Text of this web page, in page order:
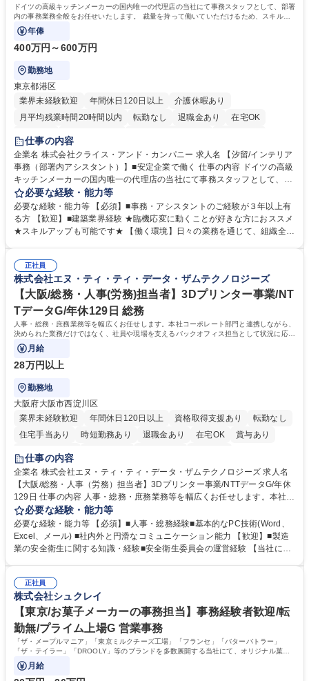
ドイツの高級キッチンメーカーの国内唯一の代理店の当社にて事務スタッフとして、部署
内の事務業務全般をお任せいたします。 裁量を持って働いていただけるため、スキルア
ップも可能です。
年俸
400万円～600万円
勤務地
東京都港区
業界未経験歓迎
年間休日120日以上
介護休暇あり
月平均残業時間20時間以内
転勤なし 退職金あり
在宅OK
育休あり
完全週休2日制
駅近5分以内
土日祝休み
仕事の内容
企業名 株式会社クライス・アンド・カンパニー 求人名 【汐留/インテリア
事務（部署内アシスタント）】■安定企業で働く 仕事の内容 ドイツの高級
キッチンメーカーの国内唯一の代理店の当社にて事務スタッフとして、部
署内の事務業務全般をお任せいたします。 裁量を持って働いていただける
ため、スキルアップも可能です。 【部署内の事務業務全般】 ■サンプルの
仕分け・整理 ■電話応対 ■書類作成（会議資料、お客様宛請求書、支払書
類を取りまとめて経理へ提出等） ■ショールームアテンド・運営・予約業
インテリア事務（部署内アシスタント）】■安定企業で働く
必要な経験・能力等
必要な経験・能力等 【必須】■事務・アシスタントのご経験が３年以上有
る方 【歓迎】■建築業界経験 ★臨機応変に動くことが好きな方におススメ
★スキルアップも可能です★ 【働く環境】日々の業務を通じて、組織全体
ームとの協力や新しいアイデアを活かす場もあり、やりがいを感じながら
働けます。 【歓迎】 ■インテリアの業界のご経験が有る方■PCの作業に慣
れている方 学歴・資格 学歴：大学院 大学 高専 短大 専修学校 語学力： 資
格：
正社員
株式会社エヌ・ティ・ティ・データ・ザムテクノロジーズ
【大阪/総務・人事(労務)担当者】3Dプリンター事業/NT
TデータG/年休129日 総務
人事・総務・庶務業務等を幅広くお任せします。本社コーポレート部門と連携しながら、
決められた業務だけではなく、社員や現場を支えるバックオフィス担当として状況に応じ
て柔軟に対応いただくことを期待します。
月給
28万円以上
勤務地
大阪府大阪市西淀川区
業界未経験歓迎
年間休日120日以上 資格取得支援あり
転勤なし
住宅手当あり
時短勤務あり 退職金あり 在宅OK
賞与あり
完全週休2日制
仕事の内容
企業名 株式会社エヌ・ティ・ティ・データ・ザムテクノロジーズ 求人名
【大阪/総務・人事（労務）担当者】3Dプリンター事業/NTTデータG/年休
129日 仕事の内容 人事・総務・庶務業務等を幅広くお任せします。本社コ
ーポレート部門と連携しながら、決められた業務だけではなく、社員や現
場を支えるバックオフィス担当として状況に応じて柔軟に対応いただくこ
とを期待します。 【詳細】■入退社手続き、社員情報管理■入社時オリエ
ンテーションの実施■勤怠・各種申請内容の確認■採用業務のサポート■来
生に関する業務等■健康診断、産業医面談、休職・復職手続き等の労務サ
ポート■社内ルールの運用・各種社内案内■その他、拠点運営に関わる管理
部門業務 募集職種 【大阪/総務・人事（労務）担当者】3Dプリンター事
業/NTTデータG/年休129日
必要な経験・能力等
必要な経験・能力等 【必須】■人事・総務経験■基本的なPC技術(Word、
Excel、メール) ■社内外と円滑なコミュニケーション能力 【歓迎】■製造
業の安全衛生に関する知識・経験■安全衛生委員会の運営経験 【当社につ
アが磨けます。 ◎NTTデータグループであり福利厚生は充実しているとと
もに、働き方改革も推進しています。 学歴・資格 学歴：大学院 大学 高専
短大 専修学校 語学力： 資格：
正社員
株式会社シュクレイ
【東京/お菓子メーカーの事務担当】事務経験者歓迎/転
勤無/プライム上場G 営業事務
「ザ・メープルマニア」「東京ミルクチーズ工場」「フランセ」「バターバトラー」
「ザ・テイラー」「DROOLY」等のブランドを多数展開する当社にて、オリジナル菓子
ブランド商品の事務業務をお任せいたします。
月給